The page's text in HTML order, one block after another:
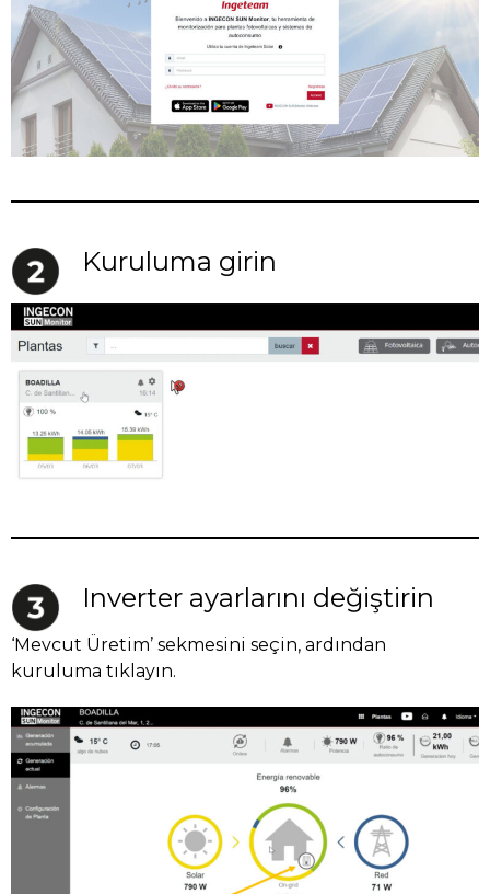
Kuruluma girin
Inverter ayarlarını değiştirin
‘Mevcut Üretim’ sekmesini seçin, ardından
kuruluma tıklayın.